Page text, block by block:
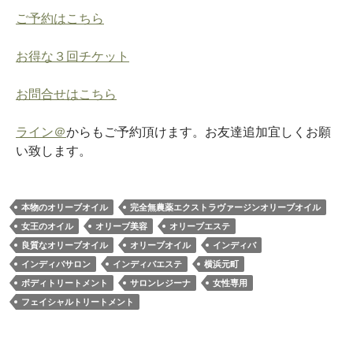
ご予約はこちら
お得な３回チケット
お問合せはこちら
ライン＠からもご予約頂けます。お友達追加宜しくお願
い致します。
本物のオリーブオイル
完全無農薬エクストラヴァージンオリーブオイル
女王のオイル
オリーブ美容
オリーブエステ
良質なオリーブオイル
オリーブオイル
インディバ
インディバサロン
インディバエステ
横浜元町
ボディトリートメント
サロンレジーナ
女性専用
フェイシャルトリートメント